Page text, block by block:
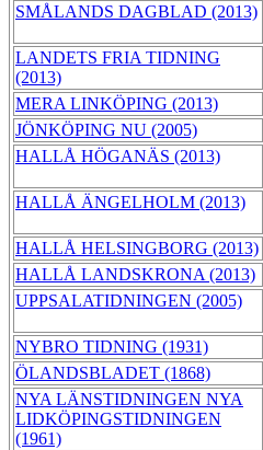
SMÅLANDS DAGBLAD (2013)
LANDETS FRIA TIDNING
(2013)
MERA LINKÖPING (2013)
JÖNKÖPING NU (2005)
HALLÅ HÖGANÄS (2013)
HALLÅ ÄNGELHOLM (2013)
HALLÅ HELSINGBORG (2013)
HALLÅ LANDSKRONA (2013)
UPPSALATIDNINGEN (2005)
NYBRO TIDNING (1931)
ÖLANDSBLADET (1868)
NYA LÄNSTIDNINGEN NYA
LIDKÖPINGSTIDNINGEN
(1961)